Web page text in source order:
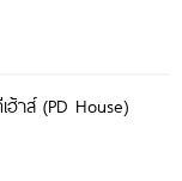
าส์ (PD House)